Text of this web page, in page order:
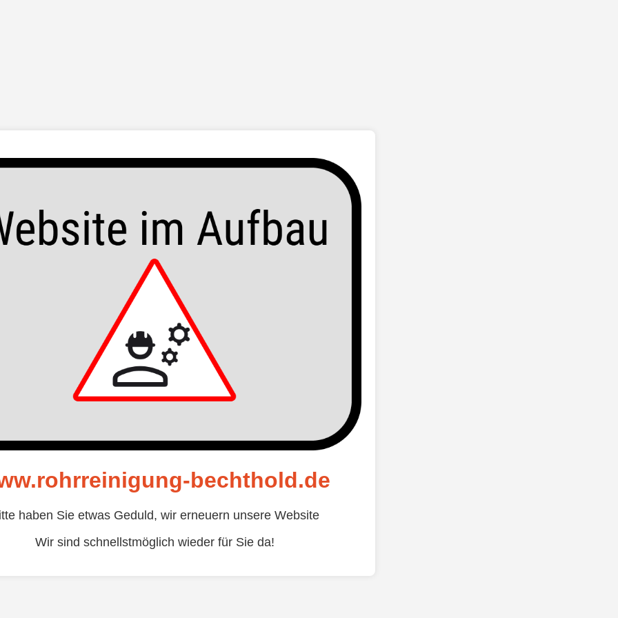
bechthold.de
haben Sie etwas Geduld, wir erneuern unsere Website
Wir sind schnellstmöglich wieder für Sie da!